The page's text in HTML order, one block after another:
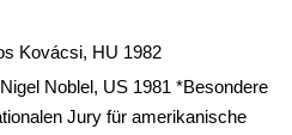
Kovácsi, HU 1982
Noblel, US 1981 *Besondere
Jury für amerikanische